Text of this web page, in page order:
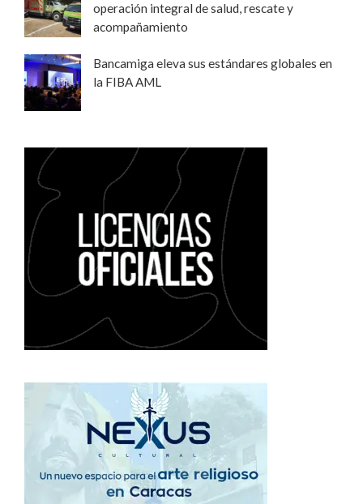
operación integral de salud, rescate y
acompañamiento
Bancamiga eleva sus estándares globales en
la FIBA AML